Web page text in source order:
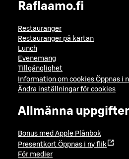
Raflaamo.fi
Restauranger
Restauranger på kartan
Lunch
Evenemang
Tillgänglighet
Information om cookies Öppnas i
Ändra inställningar för cookies
Allmänna uppgifter
Bonus med Apple Plånbok
Presentkort Öppnas i ny flik
För medier